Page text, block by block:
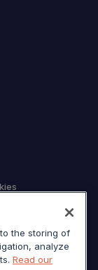
the storing of
analyze
Read our